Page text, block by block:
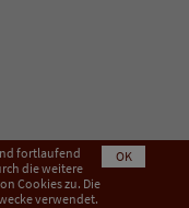
fortlaufend
die weitere
Cookies zu. Die
verwendet.
OK
Datenschutzerklärung